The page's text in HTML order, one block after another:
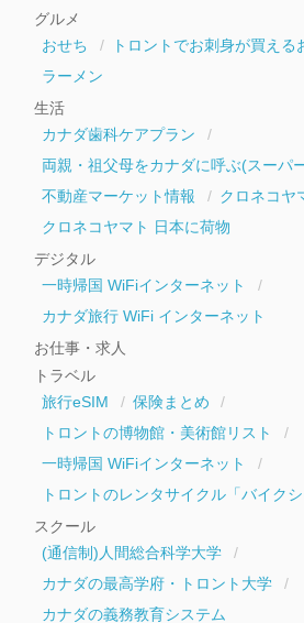
グルメ
おせち
トロントでお刺身が買える
ラーメン
生活
カナダ歯科ケアプラン
両親・祖父母をカナダに呼ぶ(スーパ
不動産マーケット情報
クロネコヤ
クロネコヤマト 日本に荷物
デジタル
一時帰国 WiFiインターネット
カナダ旅行 WiFi インターネット
お仕事・求人
トラベル
旅行eSIM
保険まとめ
トロントの博物館・美術館リスト
一時帰国 WiFiインターネット
トロントのレンタサイクル「バイク
スクール
(通信制)人間総合科学大学
カナダの最高学府・トロント大学
カナダの義務教育システム